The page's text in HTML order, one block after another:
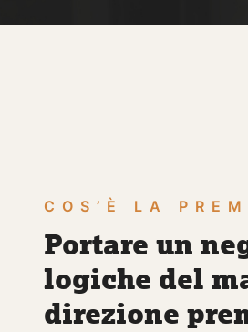
COS’È LA
Portare un
logiche del
direzione